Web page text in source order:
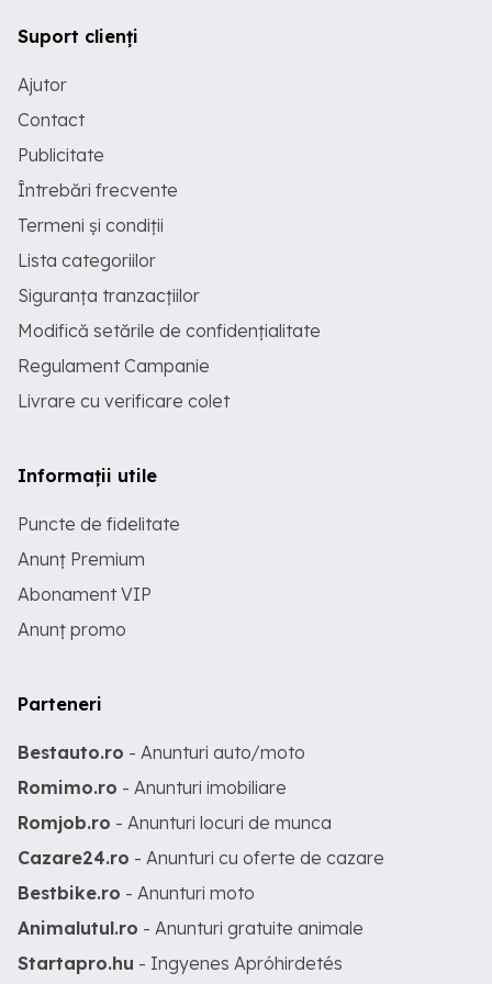
Suport clienți
Ajutor
Contact
Publicitate
Întrebări frecvente
Termeni și condiții
Lista categoriilor
Siguranța tranzacțiilor
Modifică setările de confidențialitate
Regulament Campanie
Livrare cu verificare colet
Informații utile
Puncte de fidelitate
Anunț Premium
Abonament VIP
Anunț promo
Parteneri
Bestauto.ro - Anunturi auto/moto
Romimo.ro - Anunturi imobiliare
Romjob.ro - Anunturi locuri de munca
Cazare24.ro - Anunturi cu oferte de cazare
Bestbike.ro - Anunturi moto
Animalutul.ro - Anunturi gratuite animale
Startapro.hu - Ingyenes Apróhirdetés